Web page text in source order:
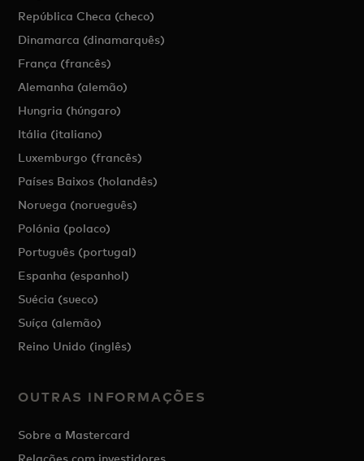
República Checa (checo)
Dinamarca (dinamarquês)
França (francês)
Alemanha (alemão)
Hungria (húngaro)
Itália (italiano)
Luxemburgo (francês)
Países Baixos (holandês)
Noruega (norueguês)
Polónia (polaco)
Português (portugal)
Espanha (espanhol)
Suécia (sueco)
Suíça (alemão)
Reino Unido (inglês)
OUTRAS INFORMAÇÕES
Sobre a Mastercard
Relações com investidores